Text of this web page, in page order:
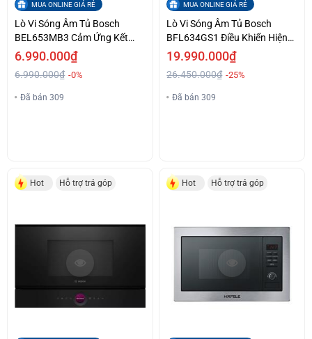
MUA ONLINE GIÁ RẺ
Lò Vi Sóng Âm Tủ Bosch
BEL653MB3 Cảm Ứng Kết
Hợp Nút Vặn Giá Cả Phải
6.990.000₫
6.990.000₫ -0%
Đã bán 309
MUA ONLINE GIÁ RẺ
Lò Vi Sóng Âm Tủ Bosch
BFL634GS1 Điều Khiển Hiện
Đại Bằng Cảm Ứng Ưu Đãi Tốt
19.990.000₫
26.450.000₫ -25%
Đã bán 309
Hot Hỗ trợ trả góp Hot Hỗ trợ trả góp